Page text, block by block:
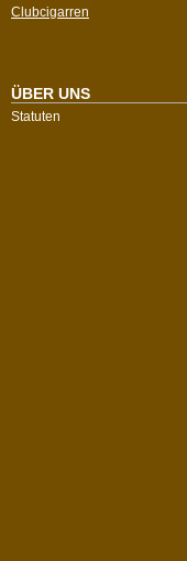
Clubcigarren
ÜBER UNS
Statuten